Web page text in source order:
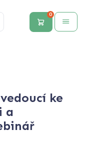
0
ke
a